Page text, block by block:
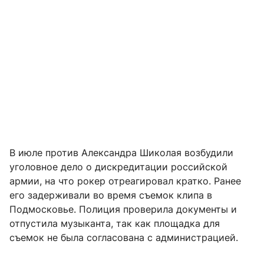
В июле против Александра Шиколая возбудили
уголовное дело о дискредитации российской
армии, на что рокер отреагировал кратко. Ранее
его задерживали во время съемок клипа в
Подмосковье. Полиция проверила документы и
отпустила музыканта, так как площадка для
съемок не была согласована с администрацией.